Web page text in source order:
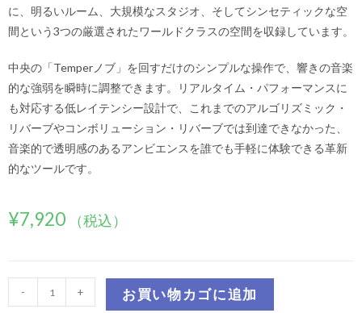
に、明るいルーム、大規模なスタジオ、そしてシンセティックな空
間という3つの厳選されたワールドクラスの空間を収録しています。
中央の「Temperノブ」を回すだけのシンプルな操作で、響きの音楽
的な強弱を瞬時に調整できます。リアルタイム・パフォーマンスに
も対応する低レイテンシー設計で、これまでのアルゴリズミック・
リバーブやコンボリューション・リバーブでは到達できなかった、
音楽的で透明感のあるアンビエンスを誰でも手軽に体験できる革新
的なツールです。
¥7,920 （税込）
- + お買い物カゴに追加